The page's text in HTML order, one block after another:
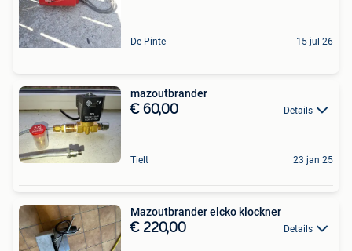
De Pinte 15 jul 26
mazoutbrander
€ 60,00 Details
Tielt 23 jan 25
Mazoutbrander elcko klockner
€ 220,00 Details